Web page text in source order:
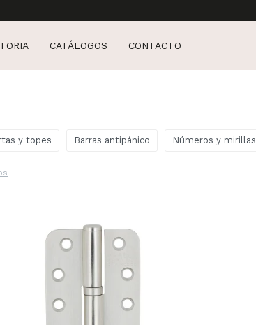
CATÁLOGOS CONTACTO
y topes Barras antipánico Números y mirillas